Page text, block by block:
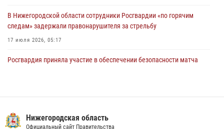
В Нижегородской области сотрудники Росгвардии «по горячим
следам» задержали правонарушителя за стрельбу
17 июля 2026, 05:17
Росгвардия приняла участие в обеспечении безопасности матча
святого равноапостольного князя Владимира
Нижегородская область
Официальный сайт Правительства